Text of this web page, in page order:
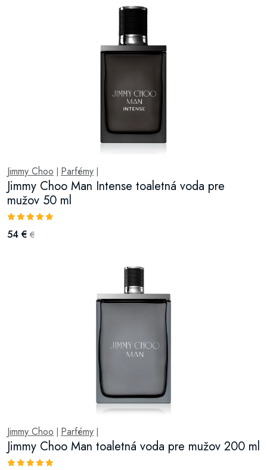
Jimmy Choo Parfémy
Jimmy Choo Man Intense toaletná voda pre
mužov 50 ml
54 € €
Jimmy Choo Parfémy
Jimmy Choo Man toaletná voda pre mužov 200 ml